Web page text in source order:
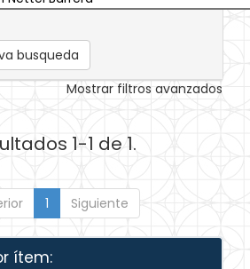
busqueda
Mostrar filtros avanzados
1-1 de 1.
1 Siguiente
ítem: